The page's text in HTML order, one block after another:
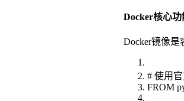
Docker核心功
Docker镜像是
# 使用
FROM